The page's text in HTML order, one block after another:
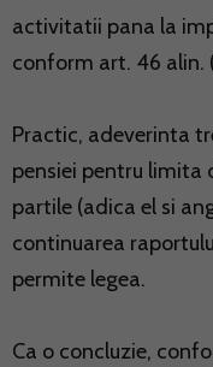
activitatii pana la
conform art. 46 alin.
Practic, adeverinta
pensiei pentru limita
partile (adica el si
continuarea
permite legea.
Ca o concluzie,